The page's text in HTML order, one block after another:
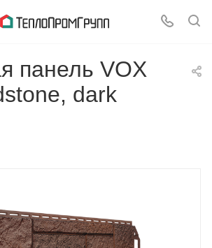
панель VOX
dark